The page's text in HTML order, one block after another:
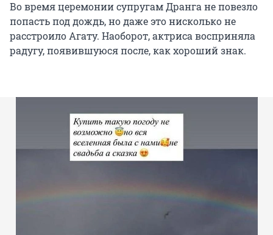
Во время церемонии супругам Дранга не повезло
попасть под дождь, но даже это нисколько не
расстроило Агату. Наоборот, актриса восприняла
радугу, появившуюся после, как хороший знак.